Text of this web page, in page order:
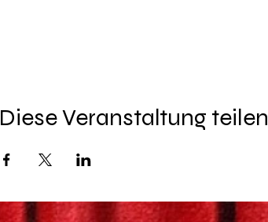
Diese Veranstaltung teilen